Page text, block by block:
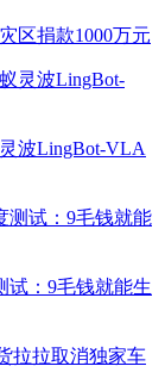
区捐款1000万元
波LingBot-VLA
试：9毛钱就能生